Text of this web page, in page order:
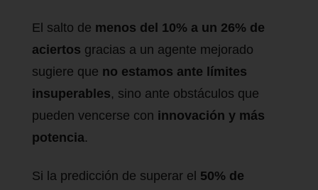
El salto de menos del 10% a un 26% de
aciertos gracias a un agente mejorado
sugiere que no estamos ante límites
insuperables, sino ante obstáculos que
pueden vencerse con innovación y más
potencia.
Si la predicción de superar el 50% de